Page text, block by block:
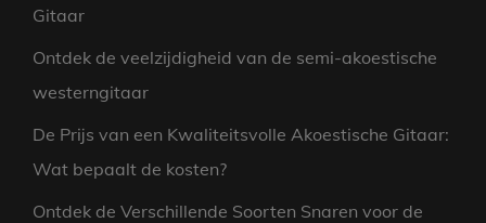
Gitaar
Ontdek de veelzijdigheid van de semi-akoestische
westerngitaar
De Prijs van een Kwaliteitsvolle Akoestische Gitaar:
Wat bepaalt de kosten?
Ontdek de Verschillende Soorten Snaren voor de